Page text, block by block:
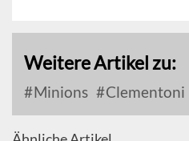
Weitere Artikel zu:
Minions Clementoni